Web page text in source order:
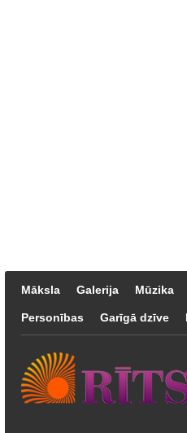
Māksla Galerija Mūzika
Personības Garīgā dzīve